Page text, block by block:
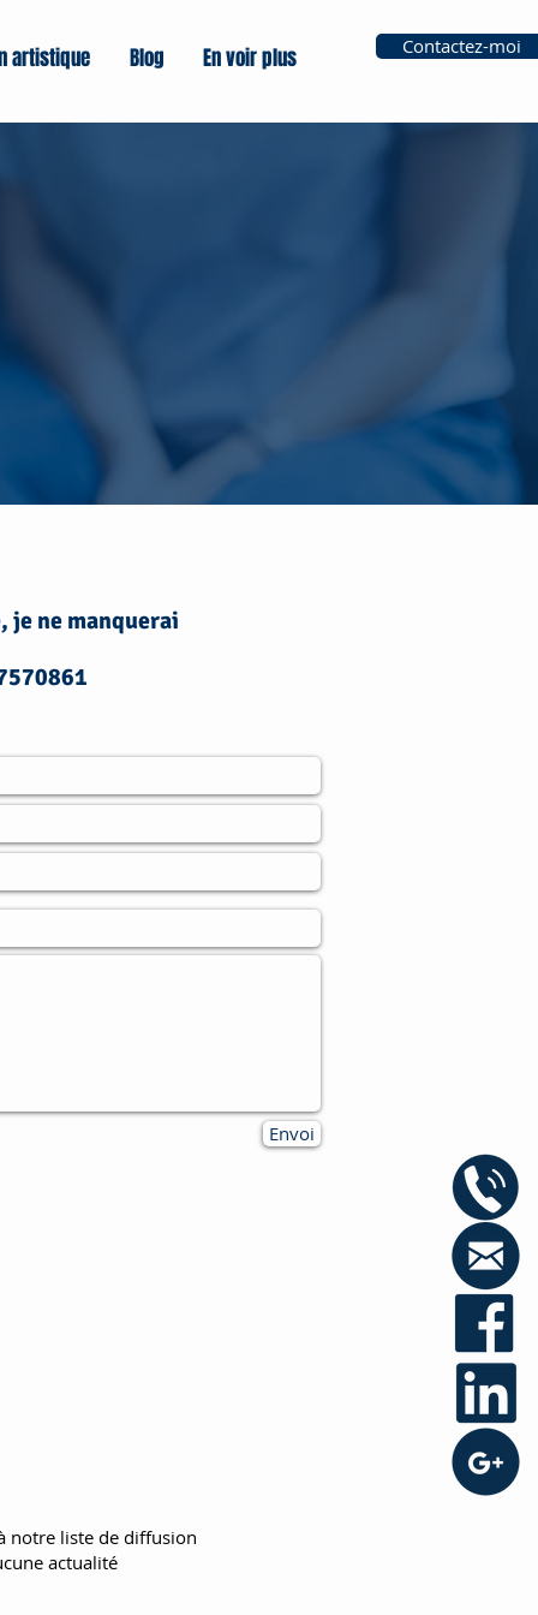
artistique Blog En voir plus Contactez-moi
je ne manquerai
Envoi
notre liste de diffusion
actualité